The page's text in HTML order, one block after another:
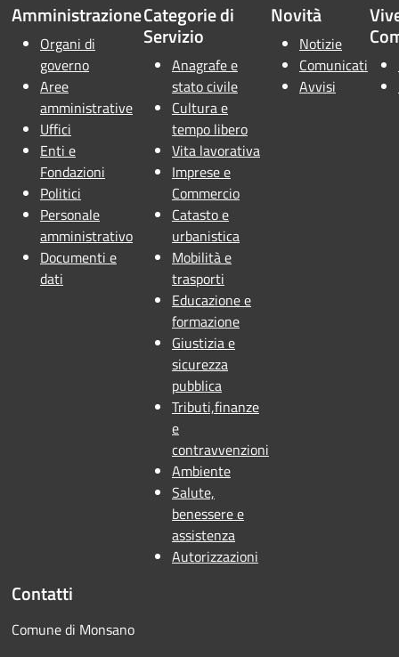
Amministrazione
Organi di
governo
Aree
amministrative
Uffici
Enti e
Fondazioni
Politici
Personale
amministrativo
Documenti e
dati
Categorie di
Servizio
Anagrafe e
stato civile
Cultura e
tempo libero
Vita lavorativa
Imprese e
Commercio
Catasto e
urbanistica
Mobilità e
trasporti
Educazione e
formazione
Giustizia e
sicurezza
pubblica
Tributi,finanze
e
contravvenzioni
Ambiente
Salute,
benessere e
assistenza
Autorizzazioni
Novità
Notizie
Comunicati
Avvisi
Contatti
Comune di Monsano